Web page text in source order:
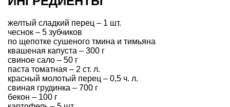
желтый сладкий перец – 1 шт.
чеснок – 5 зубчиков
по щепотке сушеного тмина и тимьяна
квашеная капуста – 300 г
свиное сало – 50 г
паста томатная – 2 ст. л.
красный молотый перец – 0,5 ч. л.
свиная грудинка – 700 г
бекон – 100 г